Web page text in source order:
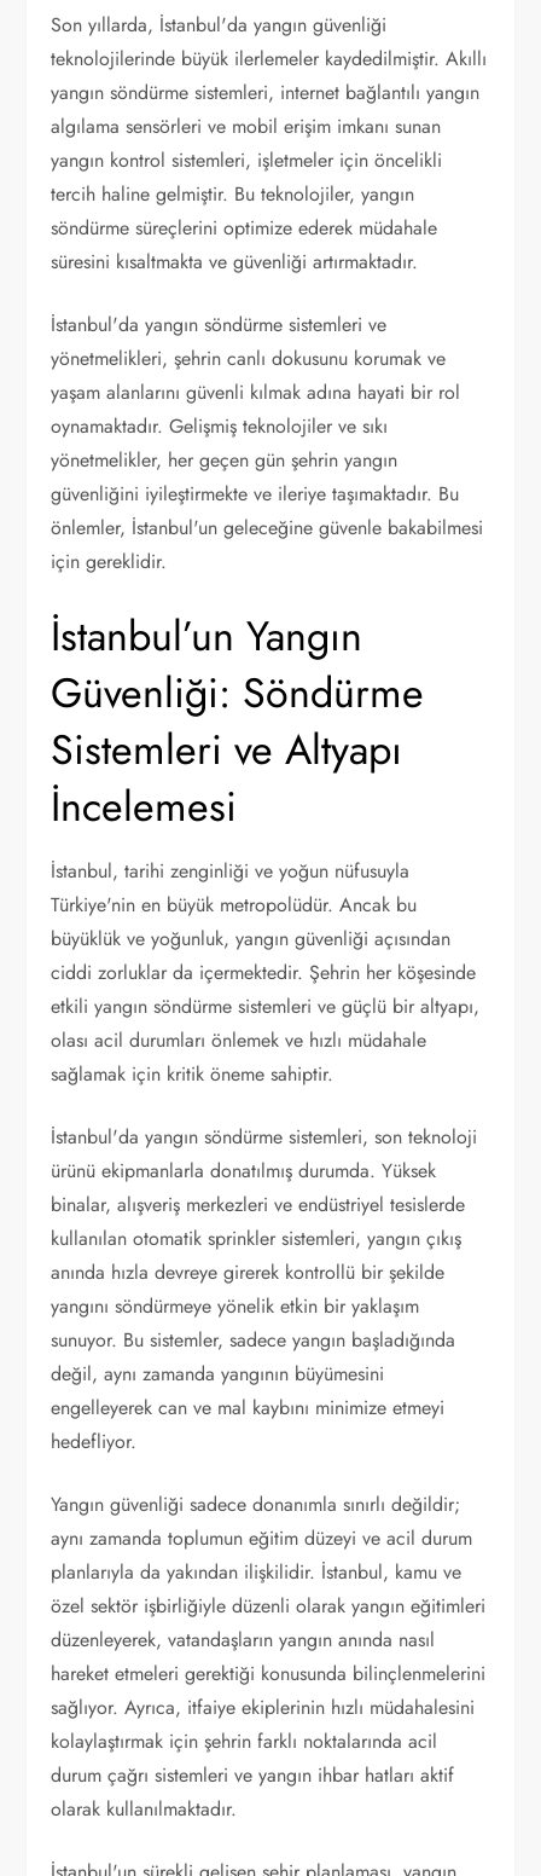
Son yıllarda, İstanbul'da yangın güvenliği
teknolojilerinde büyük ilerlemeler kaydedilmiştir. Akıllı
yangın söndürme sistemleri, internet bağlantılı yangın
algılama sensörleri ve mobil erişim imkanı sunan
yangın kontrol sistemleri, işletmeler için öncelikli
tercih haline gelmiştir. Bu teknolojiler, yangın
söndürme süreçlerini optimize ederek müdahale
süresini kısaltmakta ve güvenliği artırmaktadır.
İstanbul'da yangın söndürme sistemleri ve
yönetmelikleri, şehrin canlı dokusunu korumak ve
yaşam alanlarını güvenli kılmak adına hayati bir rol
oynamaktadır. Gelişmiş teknolojiler ve sıkı
yönetmelikler, her geçen gün şehrin yangın
güvenliğini iyileştirmekte ve ileriye taşımaktadır. Bu
önlemler, İstanbul'un geleceğine güvenle bakabilmesi
için gereklidir.
İstanbul’un Yangın
Güvenliği: Söndürme
Sistemleri ve Altyapı
İncelemesi
İstanbul, tarihi zenginliği ve yoğun nüfusuyla
Türkiye'nin en büyük metropolüdür. Ancak bu
büyüklük ve yoğunluk, yangın güvenliği açısından
ciddi zorluklar da içermektedir. Şehrin her köşesinde
etkili yangın söndürme sistemleri ve güçlü bir altyapı,
olası acil durumları önlemek ve hızlı müdahale
sağlamak için kritik öneme sahiptir.
İstanbul'da yangın söndürme sistemleri, son teknoloji
ürünü ekipmanlarla donatılmış durumda. Yüksek
binalar, alışveriş merkezleri ve endüstriyel tesislerde
kullanılan otomatik sprinkler sistemleri, yangın çıkış
anında hızla devreye girerek kontrollü bir şekilde
yangını söndürmeye yönelik etkin bir yaklaşım
sunuyor. Bu sistemler, sadece yangın başladığında
değil, aynı zamanda yangının büyümesini
engelleyerek can ve mal kaybını minimize etmeyi
hedefliyor.
Yangın güvenliği sadece donanımla sınırlı değildir;
aynı zamanda toplumun eğitim düzeyi ve acil durum
planlarıyla da yakından ilişkilidir. İstanbul, kamu ve
özel sektör işbirliğiyle düzenli olarak yangın eğitimleri
düzenleyerek, vatandaşların yangın anında nasıl
hareket etmeleri gerektiği konusunda bilinçlenmelerini
sağlıyor. Ayrıca, itfaiye ekiplerinin hızlı müdahalesini
kolaylaştırmak için şehrin farklı noktalarında acil
durum çağrı sistemleri ve yangın ihbar hatları aktif
olarak kullanılmaktadır.